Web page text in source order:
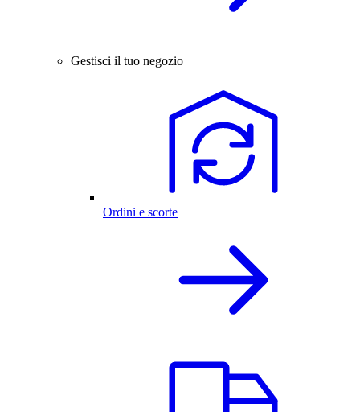
Gestisci il tuo negozio
Ordini e scorte